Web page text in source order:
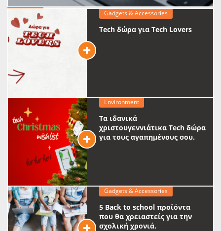
Gadgets & Accessories
Tech δώρα για Tech Lovers
Environment
Τα ιδανικά
χριστουγεννιάτικα Tech δώρα
για τους αγαπημένους σου.
Gadgets & Accessories
5 Back to school προϊόντα
που θα χρειαστείς για την
σχολική χρονιά.